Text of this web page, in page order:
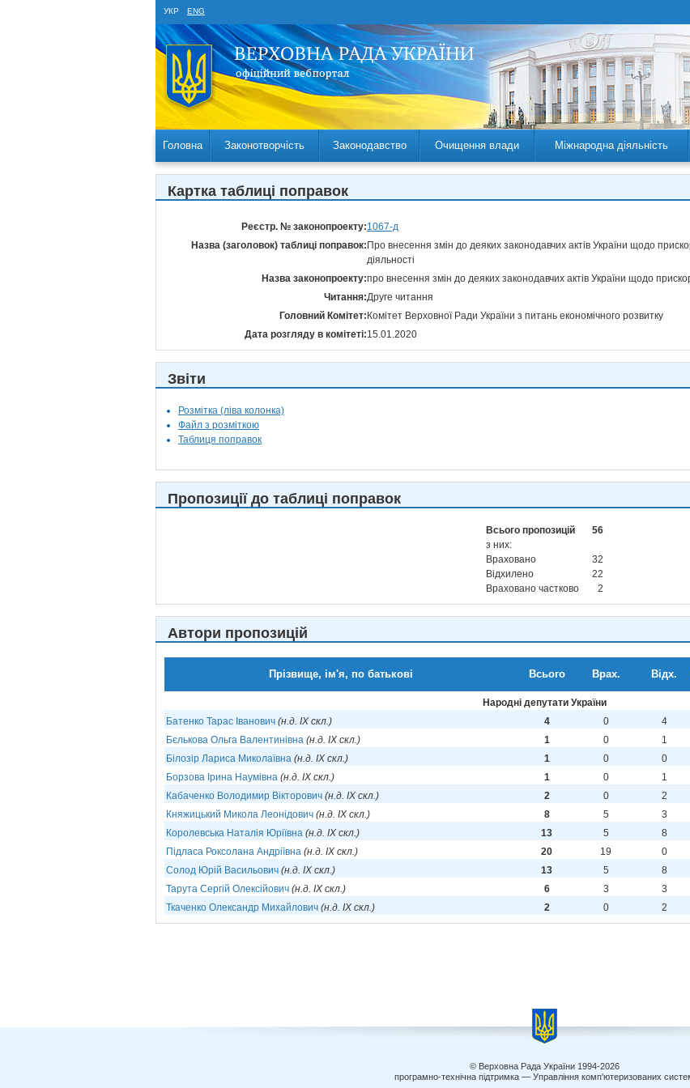
УКР ENG
Головна Законотворчість Законодавство Очищення влади Міжнародна діяльність
Картка таблиці поправок
Реєстр. № законопроекту:1067-д
Назва (заголовок) таблиці поправок: Про внесення змін до деяких законодавчих актів України щодо
діяльності
Назва законопроекту:про внесення змін до деяких законодавчих актів України щодо
Читання:Друге читання
Головний Комітет: Комітет Верховної Ради України з питань економічного розвитку
Дата розгляду в комітеті:15.01.2020
Звіти
Розмітка (ліва колонка)
Файл з розміткою
Таблиця поправок
Пропозиції до таблиці поправок
Всього пропозицій
56
з них:
Враховано
32
Відхилено
22
Враховано частково
2
Автори пропозицій
Прізвище, ім'я, по батькові Всього Врах. Відх.
Народні депутати України
Батенко Тарас Іванович (н.д. IX скл.) 4 0 4
Бєлькова Ольга Валентинівна (н.д. IX скл.) 1 0 1
Білозір Лариса Миколаївна (н.д. IX скл.) 1 0 0
Борзова Ірина Наумівна (н.д. IX скл.) 1 0 1
Кабаченко Володимир Вікторович (н.д. IX скл.) 2 0 2
Княжицький Микола Леонідович (н.д. IX скл.) 8 5 3
Королевська Наталія Юріївна (н.д. IX скл.) 13 5 8
Підласа Роксолана Андріївна (н.д. IX скл.) 20 19 0
Солод Юрій Васильович (н.д. IX скл.) 13 5 8
Тарута Сергій Олексійович (н.д. IX скл.) 6 3 3
Ткаченко Олександр Михайлович (н.д. IX скл.) 2 0 2
© Верховна Рада України 1994-2026
програмно-технічна підтримка — Управління комп'ютеризованих